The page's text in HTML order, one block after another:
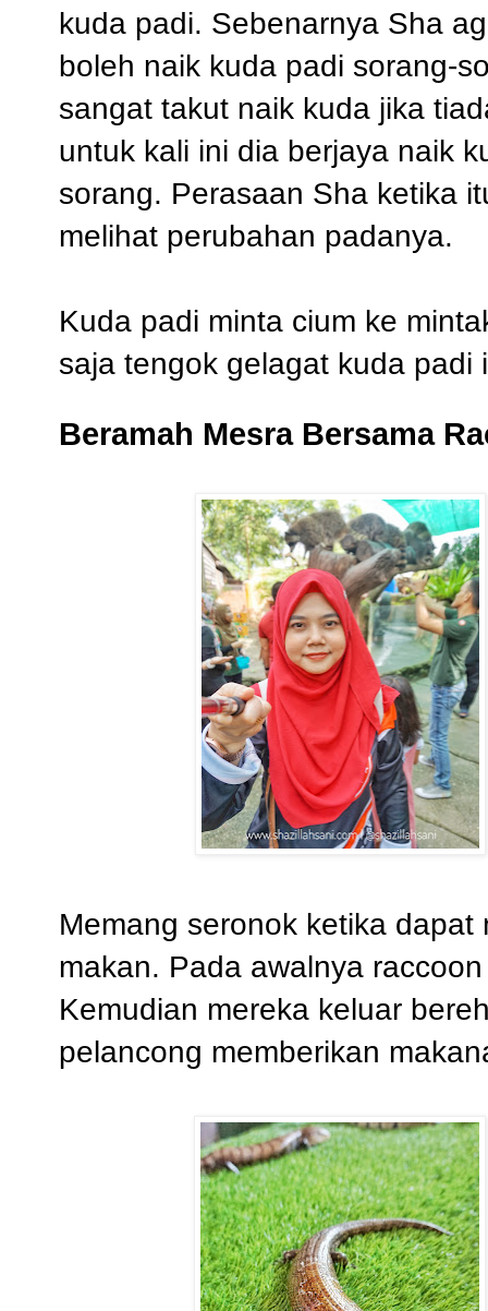
kuda padi. Sebenarnya Sha
boleh naik kuda padi sorang-
sangat takut naik kuda jika
untuk kali ini dia berjaya naik
sorang. Perasaan Sha ketika
melihat perubahan padanya.
Kuda padi minta cium ke
saja tengok gelagat kuda padi
Beramah Mesra Bersama
Memang seronok ketika
makan. Pada awalnya
Kemudian mereka keluar
pelancong memberikan